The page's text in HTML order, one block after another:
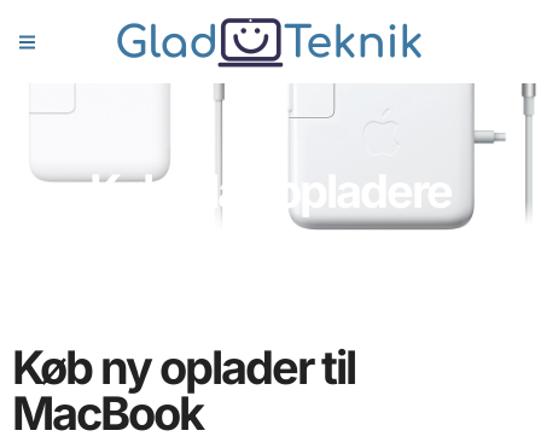
Køb Mac opladere
Køb ny oplader til
MacBook